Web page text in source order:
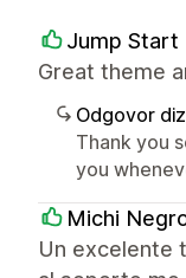
Jump Start
Great theme
Odgovor
Thank you
you
Michi
Un excelente